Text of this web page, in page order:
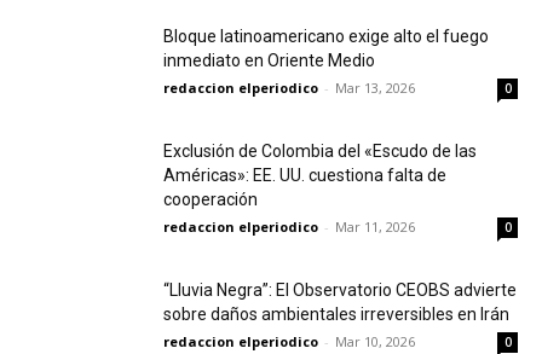
Bloque latinoamericano exige alto el fuego
inmediato en Oriente Medio
redaccion elperiodico - Mar 13, 2026 0
Exclusión de Colombia del «Escudo de las
Américas»: EE. UU. cuestiona falta de
cooperación
redaccion elperiodico - Mar 11, 2026 0
“Lluvia Negra”: El Observatorio CEOBS advierte
sobre daños ambientales irreversibles en Irán
redaccion elperiodico - Mar 10, 2026 0